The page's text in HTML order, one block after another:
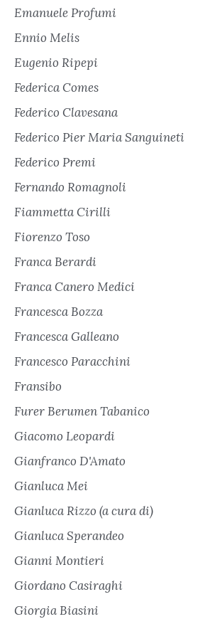
Emanuele Profumi
Ennio Melis
Eugenio Ripepi
Federica Comes
Federico Clavesana
Federico Pier Maria Sanguineti
Federico Premi
Fernando Romagnoli
Fiammetta Cirilli
Fiorenzo Toso
Franca Berardi
Franca Canero Medici
Francesca Bozza
Francesca Galleano
Francesco Paracchini
Fransibo
Furer Berumen Tabanico
Giacomo Leopardi
Gianfranco D'Amato
Gianluca Mei
Gianluca Rizzo (a cura di)
Gianluca Sperandeo
Gianni Montieri
Giordano Casiraghi
Giorgia Biasini